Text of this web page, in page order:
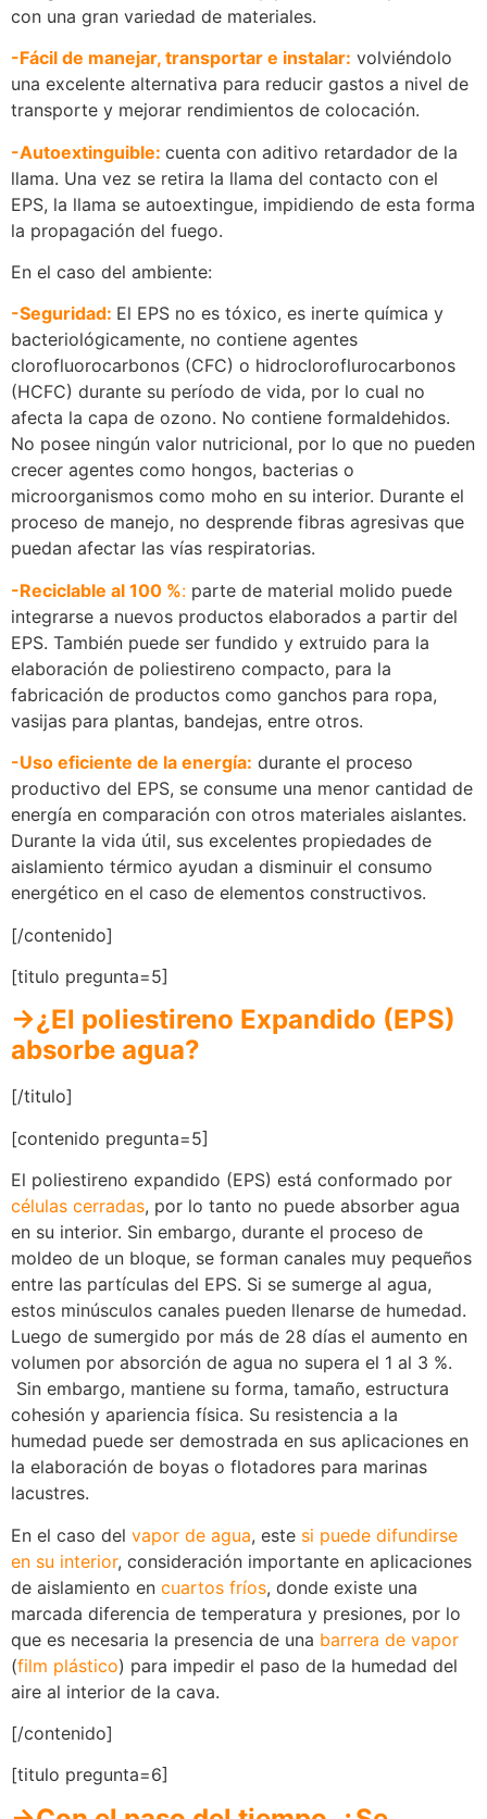
con una gran variedad de materiales.
-Fácil de manejar, transportar e instalar: volviéndolo
una excelente alternativa para reducir gastos a nivel de
transporte y mejorar rendimientos de colocación.
-Autoextinguible: cuenta con aditivo retardador de la
llama. Una vez se retira la llama del contacto con el
EPS, la llama se autoextingue, impidiendo de esta forma
la propagación del fuego.
En el caso del ambiente:
-Seguridad: El EPS no es tóxico, es inerte química y
bacteriológicamente, no contiene agentes
clorofluorocarbonos (CFC) o hidrocloroflurocarbonos
(HCFC) durante su período de vida, por lo cual no
afecta la capa de ozono. No contiene formaldehidos.
No posee ningún valor nutricional, por lo que no pueden
crecer agentes como hongos, bacterias o
microorganismos como moho en su interior. Durante el
proceso de manejo, no desprende fibras agresivas que
puedan afectar las vías respiratorias.
-Reciclable al 100 %: parte de material molido puede
integrarse a nuevos productos elaborados a partir del
EPS. También puede ser fundido y extruido para la
elaboración de poliestireno compacto, para la
fabricación de productos como ganchos para ropa,
vasijas para plantas, bandejas, entre otros.
-Uso eficiente de la energía: durante el proceso
productivo del EPS, se consume una menor cantidad de
energía en comparación con otros materiales aislantes.
Durante la vida útil, sus excelentes propiedades de
aislamiento térmico ayudan a disminuir el consumo
energético en el caso de elementos constructivos.
[/contenido]
[titulo pregunta=5]
→¿El poliestireno Expandido (EPS)
absorbe agua?
[/titulo]
[contenido pregunta=5]
El poliestireno expandido (EPS) está conformado por
células cerradas, por lo tanto no puede absorber agua
en su interior. Sin embargo, durante el proceso de
moldeo de un bloque, se forman canales muy pequeños
entre las partículas del EPS. Si se sumerge al agua,
estos minúsculos canales pueden llenarse de humedad.
Luego de sumergido por más de 28 días el aumento en
volumen por absorción de agua no supera el 1 al 3 %.
Sin embargo, mantiene su forma, tamaño, estructura
cohesión y apariencia física. Su resistencia a la
humedad puede ser demostrada en sus aplicaciones en
la elaboración de boyas o flotadores para marinas
lacustres.
En el caso del vapor de agua, este si puede difundirse
en su interior, consideración importante en aplicaciones
de aislamiento en cuartos fríos, donde existe una
marcada diferencia de temperatura y presiones, por lo
que es necesaria la presencia de una barrera de vapor
(film plástico) para impedir el paso de la humedad del
aire al interior de la cava.
[/contenido]
[titulo pregunta=6]